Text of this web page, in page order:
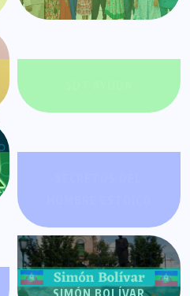
SIMÓN BOLÍVAR